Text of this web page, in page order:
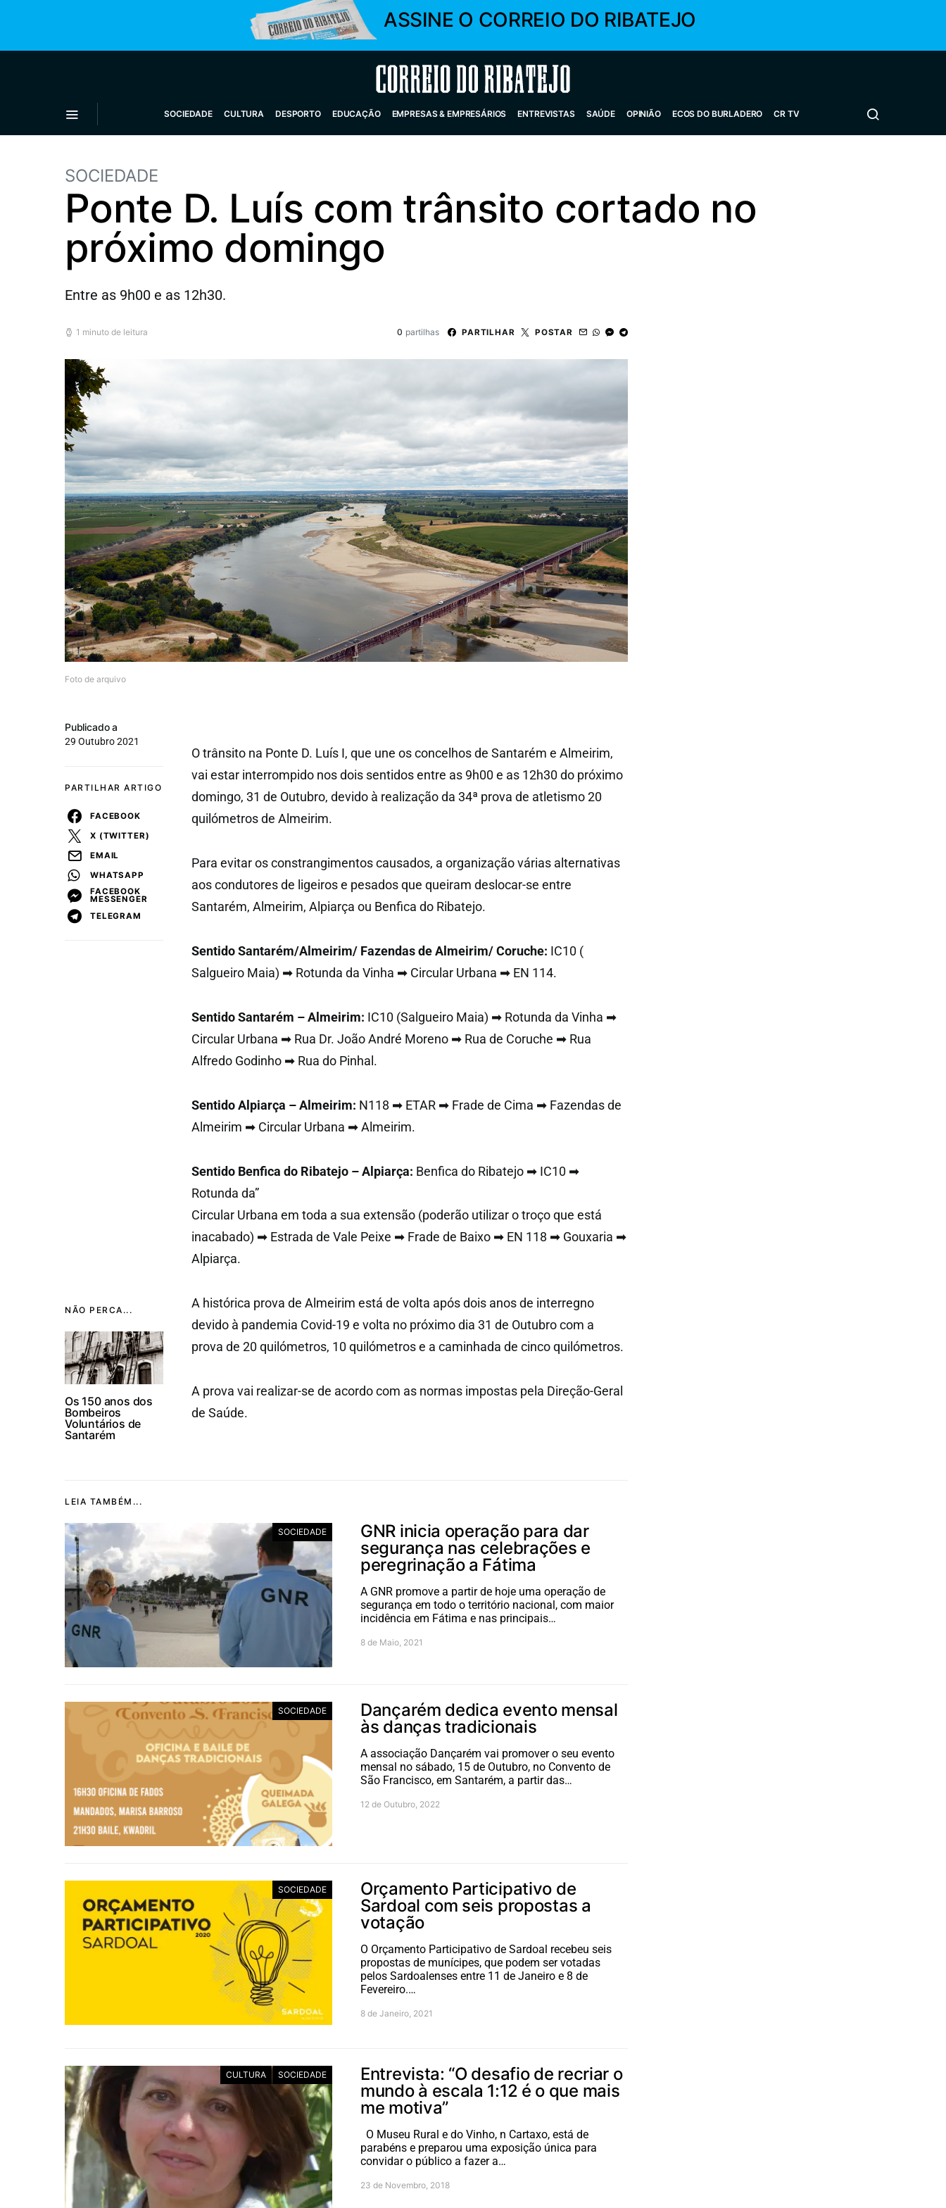
ASSINE O CORREIO DO RIBATEJO
Correio do Ribatejo
SOCIEDADE CULTURA DESPORTO EDUCAÇÃO EMPRESAS & EMPRESÁRIOS ENTREVISTAS SAÚDE OPINIÃO ECOS DO BURLADERO CR TV
SOCIEDADE
Ponte D. Luís com trânsito cortado no
próximo domingo
Entre as 9h00 e as 12h30.
1 minuto de leitura 0 partilhas PARTILHAR POSTAR
Foto de arquivo
NÃO PERCA...
Os 150 anos dos
Bombeiros
Voluntários de
Santarém
Publicado a
29 Outubro 2021
PARTILHAR ARTIGO
FACEBOOK
X (TWITTER)
EMAIL
WHATSAPP
FACEBOOK
MESSENGER
TELEGRAM
O trânsito na Ponte D. Luís I, que une os concelhos de Santarém e Almeirim,
vai estar interrompido nos dois sentidos entre as 9h00 e as 12h30 do próximo
domingo, 31 de Outubro, devido à realização da 34ª prova de atletismo 20
quilómetros de Almeirim.
Para evitar os constrangimentos causados, a organização várias alternativas
aos condutores de ligeiros e pesados que queiram deslocar-se entre
Santarém, Almeirim, Alpiarça ou Benfica do Ribatejo.
Sentido Santarém/Almeirim/ Fazendas de Almeirim/ Coruche: IC10 (
Salgueiro Maia) ➡ Rotunda da Vinha ➡ Circular Urbana ➡ EN 114.
Sentido Santarém – Almeirim: IC10 (Salgueiro Maia) ➡ Rotunda da Vinha ➡
Circular Urbana ➡ Rua Dr. João André Moreno ➡ Rua de Coruche ➡ Rua
Alfredo Godinho ➡ Rua do Pinhal.
Sentido Alpiarça – Almeirim: N118 ➡ ETAR ➡ Frade de Cima ➡ Fazendas de
Almeirim ➡ Circular Urbana ➡ Almeirim.
Sentido Benfica do Ribatejo – Alpiarça: Benfica do Ribatejo ➡ IC10 ➡
Rotunda da”
Circular Urbana em toda a sua extensão (poderão utilizar o troço que está
inacabado) ➡ Estrada de Vale Peixe ➡ Frade de Baixo ➡ EN 118 ➡ Gouxaria ➡
Alpiarça.
A histórica prova de Almeirim está de volta após dois anos de interregno
devido à pandemia Covid-19 e volta no próximo dia 31 de Outubro com a
prova de 20 quilómetros, 10 quilómetros e a caminhada de cinco quilómetros.
A prova vai realizar-se de acordo com as normas impostas pela Direção-Geral
de Saúde.
LEIA TAMBÉM...
SOCIEDADE
GNR inicia operação para dar
segurança nas celebrações e
peregrinação a Fátima
A GNR promove a partir de hoje uma operação de
segurança em todo o território nacional, com maior
incidência em Fátima e nas principais…
8 de Maio, 2021
SOCIEDADE
Dançarém dedica evento mensal
às danças tradicionais
A associação Dançarém vai promover o seu evento
mensal no sábado, 15 de Outubro, no Convento de
São Francisco, em Santarém, a partir das…
12 de Outubro, 2022
SOCIEDADE
Orçamento Participativo de
Sardoal com seis propostas a
votação
O Orçamento Participativo de Sardoal recebeu seis
propostas de munícipes, que podem ser votadas
pelos Sardoalenses entre 11 de Janeiro e 8 de
Fevereiro.…
8 de Janeiro, 2021
CULTURA SOCIEDADE
Entrevista: “O desafio de recriar o
mundo à escala 1:12 é o que mais
me motiva”
O Museu Rural e do Vinho, n Cartaxo, está de
parabéns e preparou uma exposição única para
convidar o público a fazer a…
23 de Novembro, 2018